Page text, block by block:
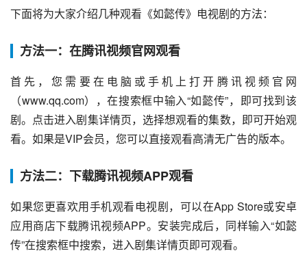
下面将为大家介绍几种观看《如懿传》电视剧的方法：
方法一：在腾讯视频官网观看
首先，您需要在电脑或手机上打开腾讯视频官网
（www.qq.com），在搜索框中输入“如懿传”，即可找到该
剧。点击进入剧集详情页，选择想观看的集数，即可开始观
看。如果是VIP会员，您可以直接观看高清无广告的版本。
方法二：下载腾讯视频APP观看
如果您更喜欢用手机观看电视剧，可以在App Store或安卓
应用商店下载腾讯视频APP。安装完成后，同样输入“如懿
传”在搜索框中搜索，进入剧集详情页即可观看。